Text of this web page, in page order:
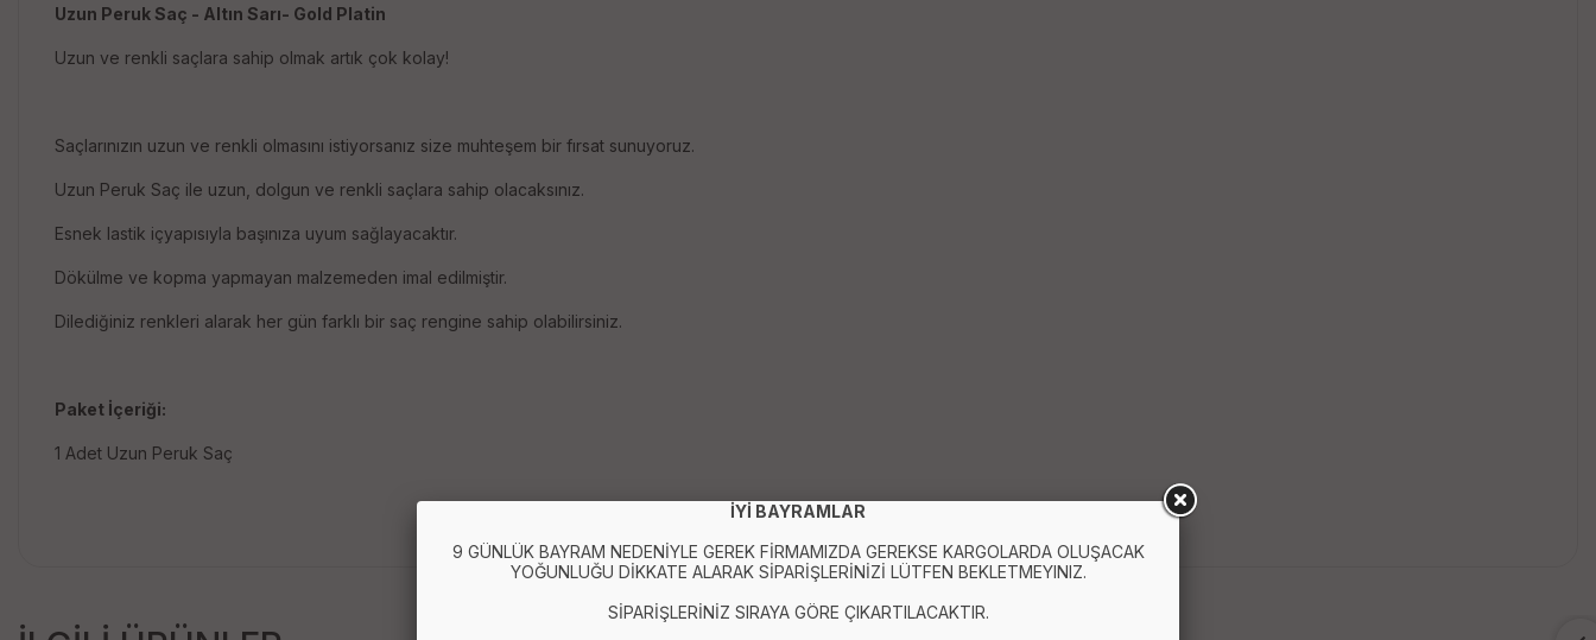
Uzun Peruk Saç - Altın Sarı- Gold Platin
Uzun ve renkli saçlara sahip olmak artık çok kolay!
Saçlarınızın uzun ve renkli olmasını istiyorsanız size muhteşem bir fırsat sunuyoruz.
Uzun Peruk Saç ile uzun, dolgun ve renkli saçlara sahip olacaksınız.
Esnek lastik içyapısıyla başınıza uyum sağlayacaktır.
Dökülme ve kopma yapmayan malzemeden imal edilmiştir.
Dilediğiniz renkleri alarak her gün farklı bir saç rengine sahip olabilirsiniz.
Paket İçeriği:
1 Adet Uzun Peruk Saç
İYİ BAYRAMLAR
9 GÜNLÜK BAYRAM NEDENİYLE GEREK FİRMAMIZDA GEREKSE KARGOLARDA OLUŞACAK
YOĞUNLUĞU DİKKATE ALARAK SİPARİŞLERİNİZİ LÜTFEN BEKLETMEYINIZ.
SİPARİŞLERİNİZ SIRAYA GÖRE ÇIKARTILACAKTIR.